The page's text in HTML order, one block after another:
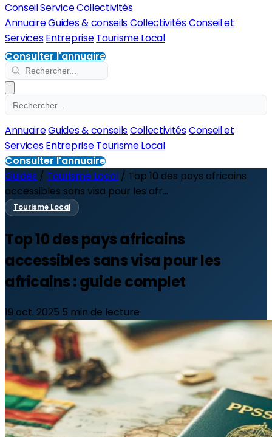
Conseil Service Collectivités
AnnuaireGuides & conseilsCollectivitésConseil et
ServicesEntreprise Tourisme Local
Consulter l'annuaire
AnnuaireGuides & conseilsCollectivitésConseil et
ServicesEntreprise Tourisme Local
Consulter l'annuaire
Guides / Tourisme Local / Top 10 des pays africains
accessibles sans visa pour les afr...
Tourisme Local
Top 10 des pays africains
accessibles sans visa pour les
africains : guide complet
19 oct. 2025 5 min de lecture